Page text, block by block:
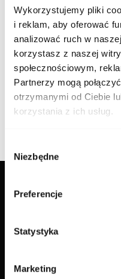
Wykorzystujemy pliki
i reklam, aby oferować
analizować ruch w
korzystasz z naszej
społecznościowym,
Partnerzy mogą
otrzymanymi od Ciebie
korzystania z ich usług.
zgody
Niezbędne
Preferencje
Statystyka
Marketing
AI w pharma
staje się
konkurencyjnej
strategię i odwagę
300.codes